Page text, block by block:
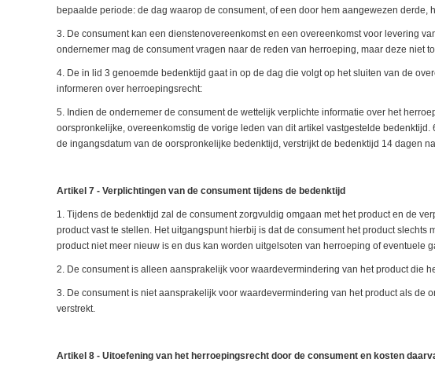
bepaalde periode: de dag waarop de consument, of een door hem aangewezen
3. De consument kan een dienstenovereenkomst en een overeenkomst voor levering
ondernemer mag de consument vragen naar de reden van herroeping, maar deze niet
4. De in lid 3 genoemde bedenktijd gaat in op de dag die volgt op het sluiten van de
informeren over herroepingsrecht:
5. Indien de ondernemer de consument de wettelijk verplichte informatie over het
oorspronkelijke, overeenkomstig de vorige leden van dit artikel vastgestelde
de ingangsdatum van de oorspronkelijke bedenktijd, verstrijkt de bedenktijd 14 dagen
Artikel 7 - Verplichtingen van de consument tijdens de bedenktijd
1. Tijdens de bedenktijd zal de consument zorgvuldig omgaan met het product en de
product vast te stellen. Het uitgangspunt hierbij is dat de consument het product
product niet meer nieuw is en dus kan worden uitgelsoten van herroeping of eventuele
2. De consument is alleen aansprakelijk voor waardevermindering van het product die
3. De consument is niet aansprakelijk voor waardevermindering van het product als
verstrekt.
Artikel 8 - Uitoefening van het herroepingsrecht door de consument en kosten